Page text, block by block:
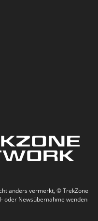
anders vermerkt, © TrekZone
oder Newsübernahme wenden